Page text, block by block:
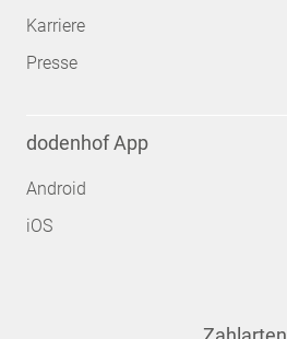
Karriere
Presse
dodenhof App
Android
iOS